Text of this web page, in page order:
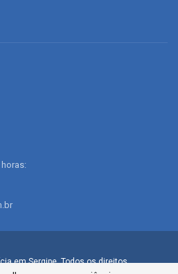
em Sergipe. Todos os direitos